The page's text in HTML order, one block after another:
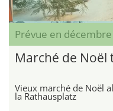
Prévue en
Marché de
Vieux marché de Noël
la Rathausplatz